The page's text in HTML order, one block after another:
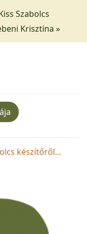
Szabolcs
Krisztina »
készítőről...